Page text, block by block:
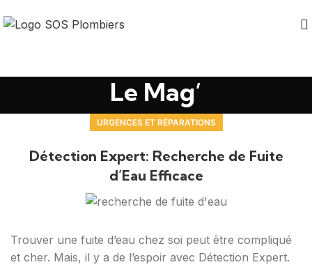
Le Mag’
URGENCES ET RÉPARATIONS
Détection Expert: Recherche de Fuite
d’Eau Efficace
Trouver une fuite d’eau chez soi peut être compliqué
et cher. Mais, il y a de l’espoir avec Détection Expert.